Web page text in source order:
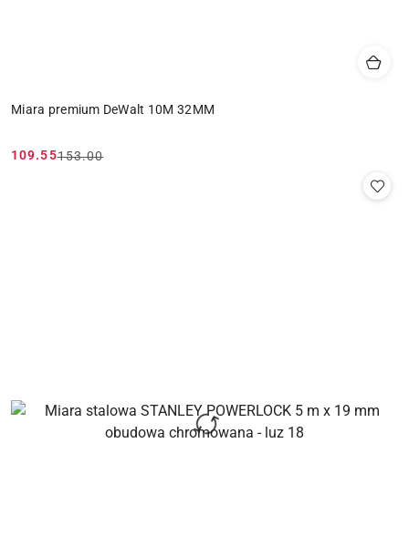
Miara premium DeWalt 10M 32MM
Cena
109.55
Cena
153.00